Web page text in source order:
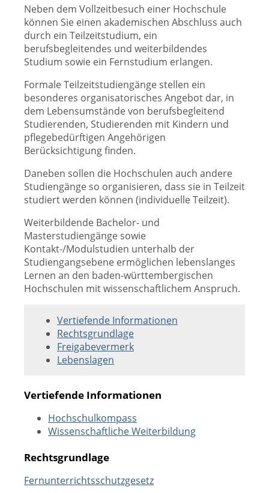
Neben dem Vollzeitbesuch einer Hochschule
können Sie einen akademischen Abschluss auch
durch ein Teilzeitstudium, ein
berufsbegleitendes und weiterbildendes
Studium sowie ein Fernstudium erlangen.
Formale Teilzeitstudiengänge stellen ein
besonderes organisatorisches Angebot dar, in
dem Lebensumstände von berufsbegleitend
Studierenden, Studierenden mit Kindern und
pflegebedürftigen Angehörigen
Berücksichtigung finden.
Daneben sollen die Hochschulen auch andere
Studiengänge so organisieren, dass sie in Teilzeit
studiert werden können (individuelle Teilzeit).
Weiterbildende Bachelor- und
Masterstudiengänge sowie
Kontakt-/Modulstudien unterhalb der
Studiengangsebene ermöglichen lebenslanges
Lernen an den baden-württembergischen
Hochschulen mit wissenschaftlichem Anspruch.
Vertiefende Informationen
Rechtsgrundlage
Freigabevermerk
Lebenslagen
Vertiefende Informationen
Hochschulkompass
Wissenschaftliche Weiterbildung
Rechtsgrundlage
Fernunterrichtsschutzgesetz